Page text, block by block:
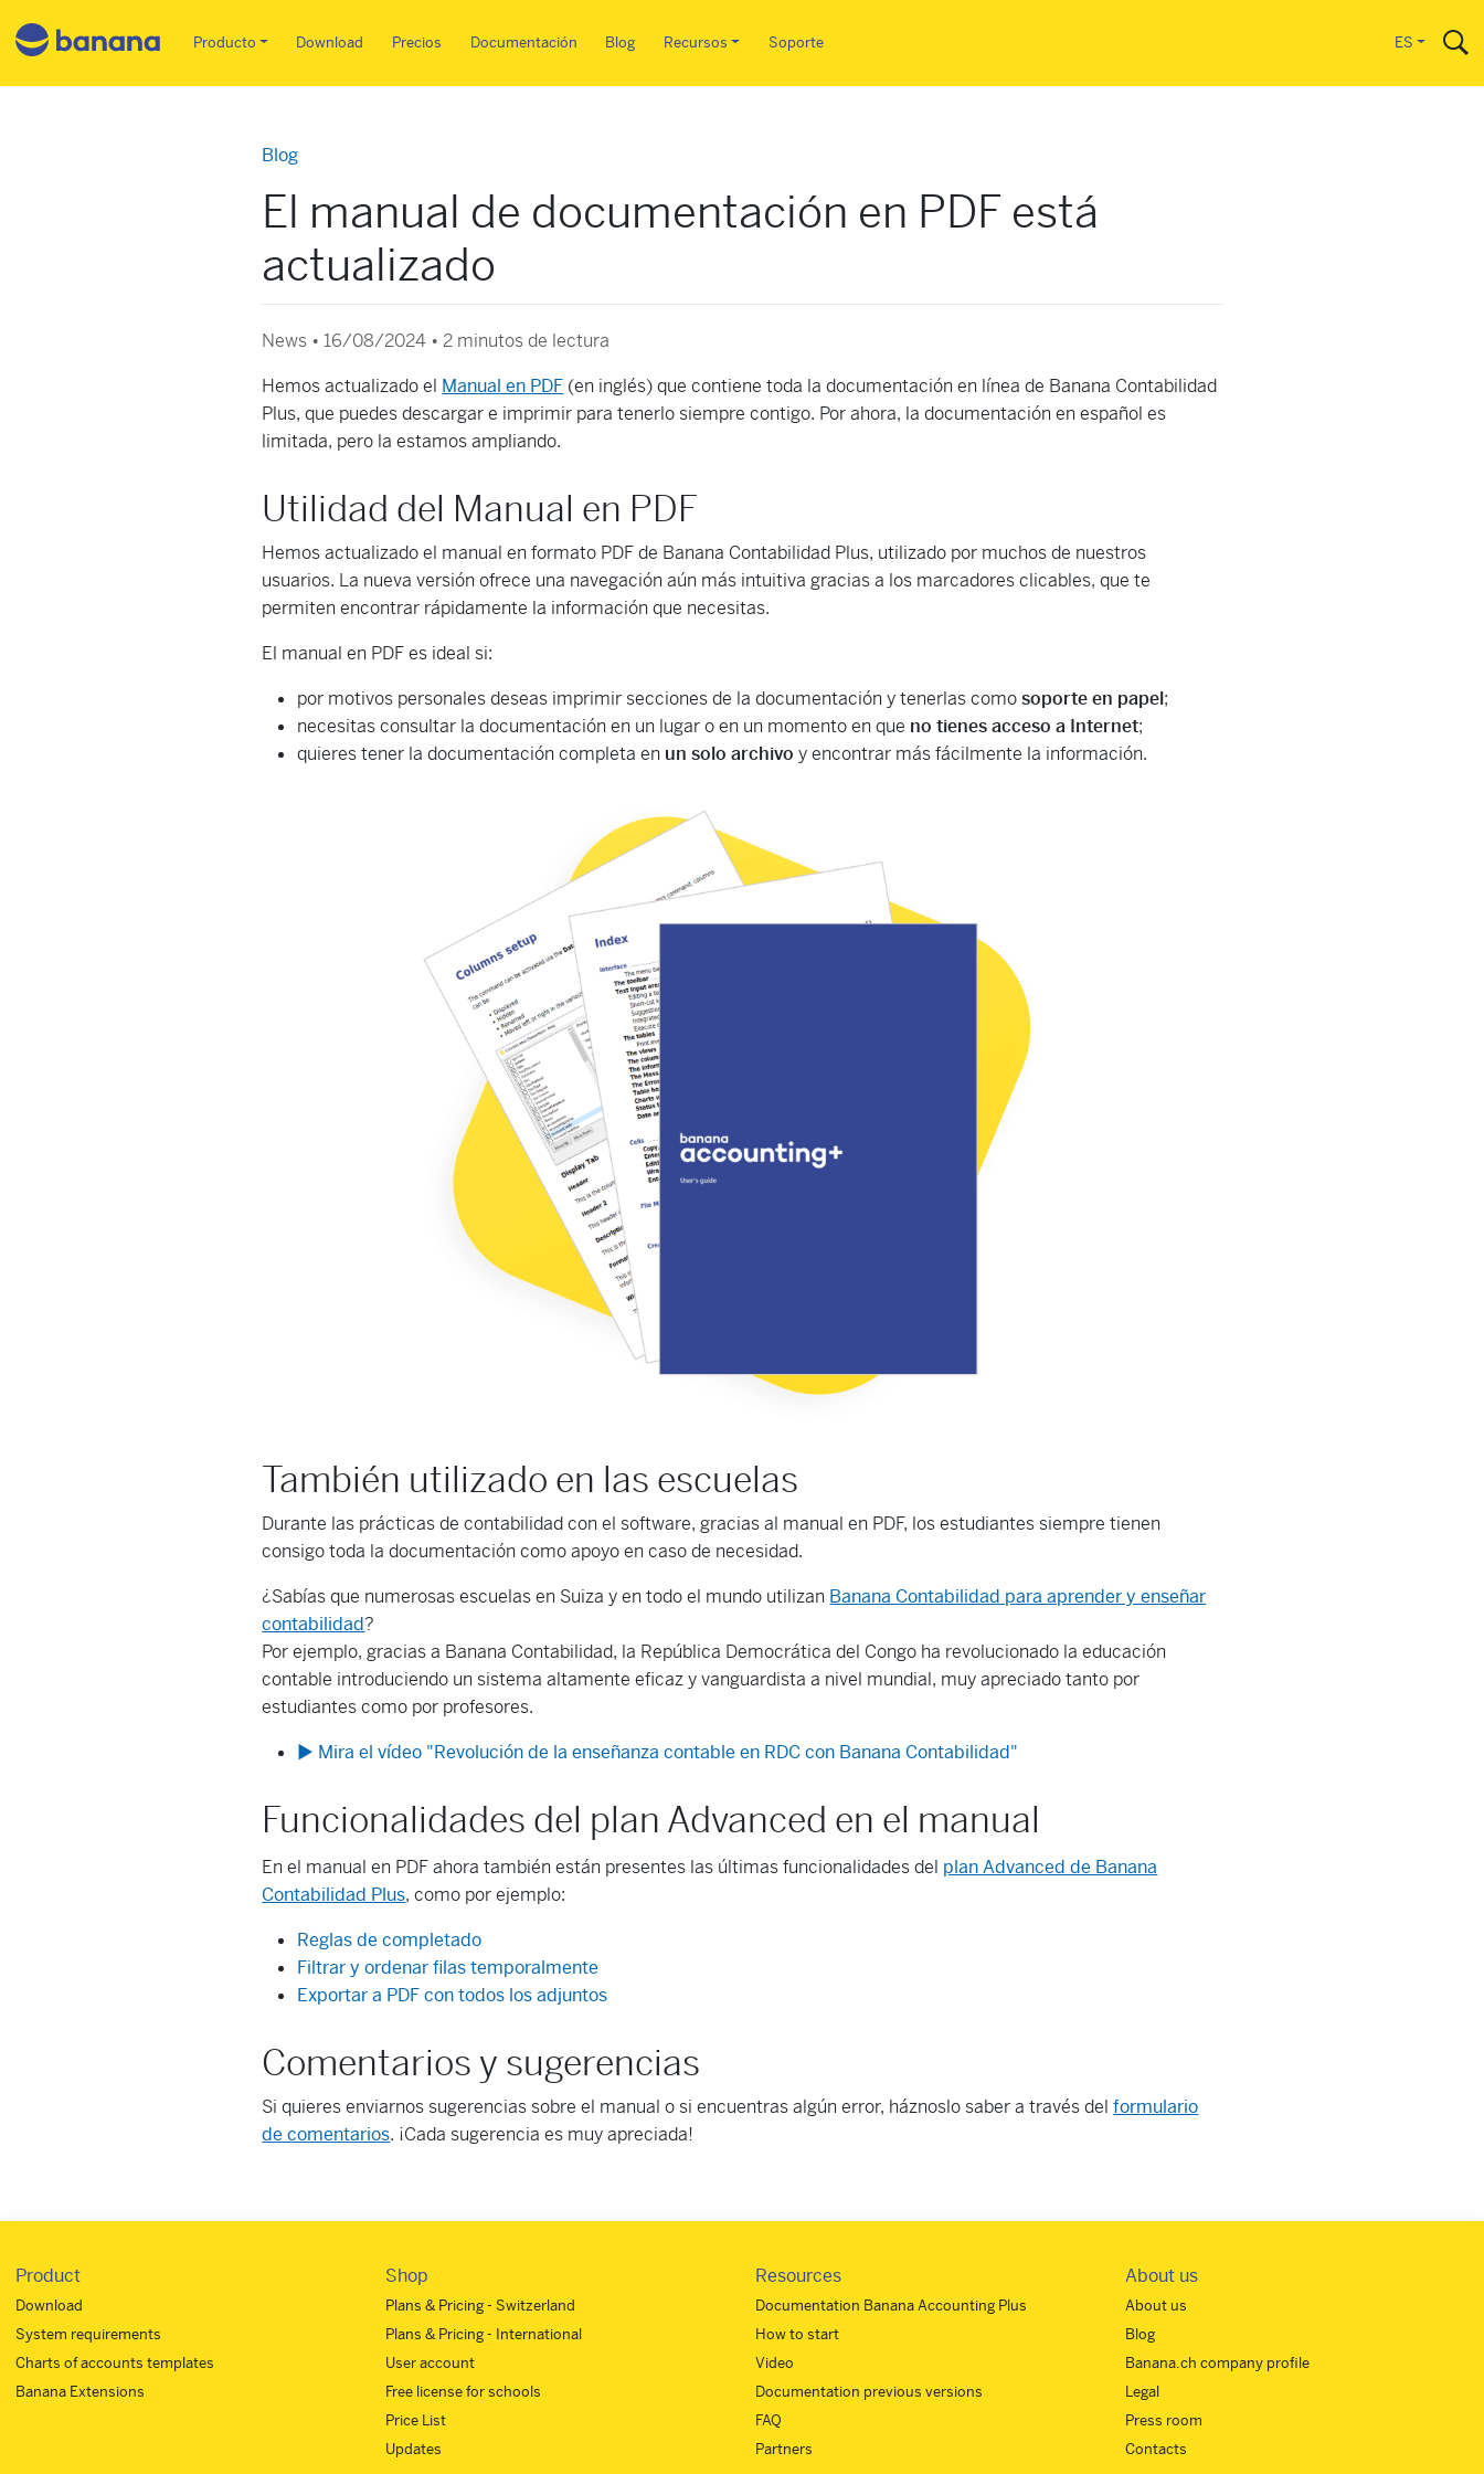
Main menu ES
Producto Download Precios Documentación Blog Recursos Soporte ES
Blog
El manual de documentación en PDF está
actualizado
News • 16/08/2024 •2 minutos de lectura
Hemos actualizado el Manual en PDF (en inglés) que contiene toda la documentación en línea de Banana Contabilidad
Plus, que puedes descargar e imprimir para tenerlo siempre contigo. Por ahora, la documentación en español es
limitada, pero la estamos ampliando.
Utilidad del Manual en PDF
Hemos actualizado el manual en formato PDF de Banana Contabilidad Plus, utilizado por muchos de nuestros
usuarios. La nueva versión ofrece una navegación aún más intuitiva gracias a los marcadores clicables, que te
permiten encontrar rápidamente la información que necesitas.
El manual en PDF es ideal si:
por motivos personales deseas imprimir secciones de la documentación y tenerlas comosoporte en papel;
necesitas consultar la documentación en un lugar o en un momento en que no tienes acceso a Internet;
quieres tener la documentación completa en un solo archivo y encontrar más fácilmente la información.
También utilizado en las escuelas
Durante las prácticas de contabilidad con el software, gracias al manual en PDF, los estudiantes siempre tienen
consigo toda la documentación como apoyo en caso de necesidad.
¿Sabías que numerosas escuelas en Suiza y en todo el mundo utilizan Banana Contabilidad para aprender y enseñar
contabilidad?
Por ejemplo, gracias a Banana Contabilidad, la República Democrática del Congo ha revolucionado la educación
contable introduciendo un sistema altamente eficaz y vanguardista a nivel mundial, muy apreciado tanto por
estudiantes como por profesores.
▶️ Mira el vídeo "Revolución de la enseñanza contable en RDC con Banana Contabilidad"
Funcionalidades del plan Advanced en el manual
En el manual en PDF ahora también están presentes las últimas funcionalidades del plan Advanced de Banana
Contabilidad Plus, como por ejemplo:
Reglas de completado
Filtrar y ordenar filas temporalmente
Exportar a PDF con todos los adjuntos
Comentarios y sugerencias
Si quieres enviarnos sugerencias sobre el manual o si encuentras algún error, háznoslo saber a través delformulario
de comentarios. ¡Cada sugerencia es muy apreciada!
Product
Download
System requirements
Charts of accounts templates
Banana Extensions
Shop
Plans & Pricing - Switzerland
Plans & Pricing - International
User account
Free license for schools
Price List
Updates
Resources
Documentation Banana Accounting Plus
How to start
Video
Documentation previous versions
FAQ
Partners
About us
About us
Blog
Banana.ch company profile
Legal
Press room
Contacts